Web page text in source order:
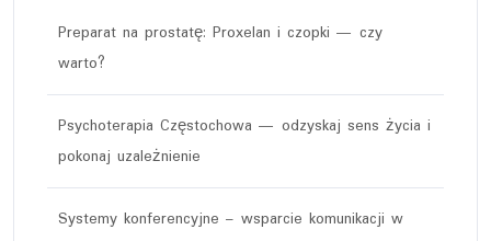
Preparat na prostatę: Proxelan i czopki — czy
warto?
Psychoterapia Częstochowa — odzyskaj sens życia i
pokonaj uzależnienie
Systemy konferencyjne – wsparcie komunikacji w